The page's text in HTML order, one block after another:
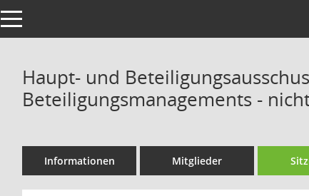
Toggle navigation
Haupt- und
Beteiligungsmanagements -
Informationen Mitglieder